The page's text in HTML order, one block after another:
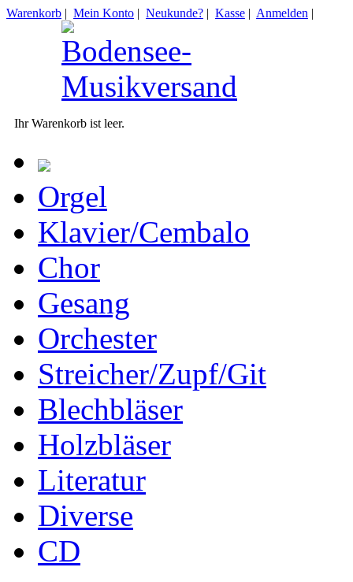
Warenkorb | Mein Konto | Neukunde? | Kasse | Anmelden |
Ihr Warenkorb ist leer.
Orgel
Klavier/Cembalo
Chor
Gesang
Orchester
Streicher/Zupf/Git
Blechbläser
Holzbläser
Literatur
Diverse
CD